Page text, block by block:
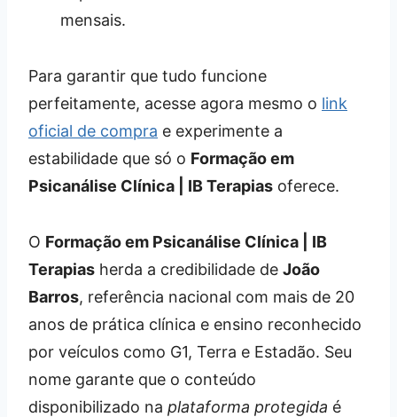
mensais.
Para garantir que tudo funcione
perfeitamente, acesse agora mesmo o link
oficial de compra e experimente a
estabilidade que só o Formação em
Psicanálise Clínica | IB Terapias oferece.
O Formação em Psicanálise Clínica | IB
Terapias herda a credibilidade de João
Barros, referência nacional com mais de 20
anos de prática clínica e ensino reconhecido
por veículos como G1, Terra e Estadão. Seu
nome garante que o conteúdo
disponibilizado na plataforma protegida é